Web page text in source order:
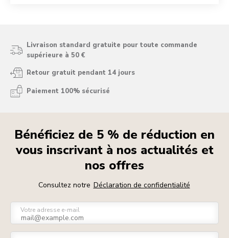
Livraison standard gratuite pour toute commande
supérieure à 50 €
Retour gratuit pendant 14 jours
Paiement 100% sécurisé
Bénéficiez de 5 % de réduction en
vous inscrivant à nos actualités et
nos offres
Consultez notre Déclaration de confidentialité
Votre adresse e-mail